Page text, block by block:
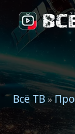
Всё ТВ»